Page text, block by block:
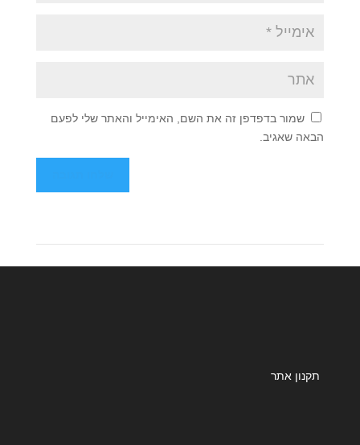
שמור בדפדפן זה את השם, האימייל והאתר שלי לפעם
הבאה שאגיב.
תקנון אתר